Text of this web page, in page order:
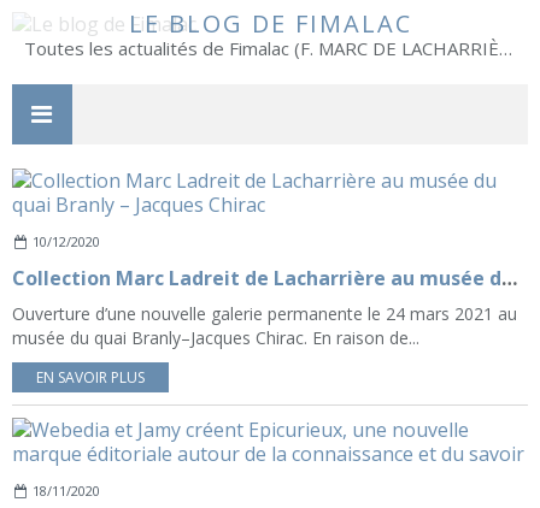
LE BLOG DE FIMALAC
Toutes les actualités de Fimalac (F. MARC DE LACHARRIÈRE)
10/12/2020
Collection Marc Ladreit de Lacharrière au musée du quai Branly – Jacques Chirac
Ouverture d’une nouvelle galerie permanente le 24 mars 2021 au
musée du quai Branly–Jacques Chirac. En raison de...
EN SAVOIR PLUS
18/11/2020